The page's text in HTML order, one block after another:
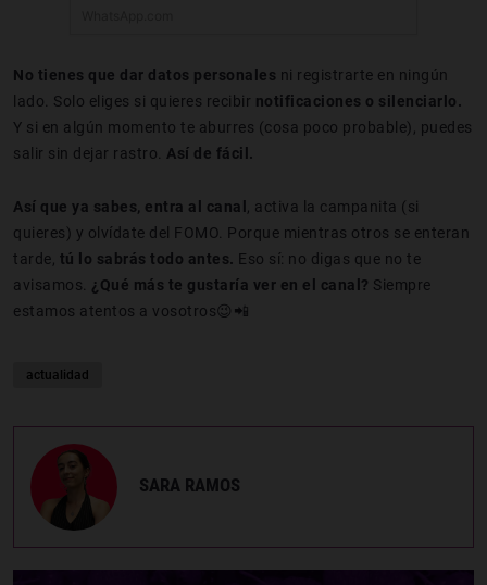
No tienes que dar datos personales ni registrarte en ningún
lado. Solo eliges si quieres recibir notificaciones o silenciarlo.
Y si en algún momento te aburres (cosa poco probable), puedes
salir sin dejar rastro. Así de fácil.
Así que ya sabes, entra al canal , activa la campanita (si
quieres) y olvídate del FOMO. Porque mientras otros se enteran
tarde, tú lo sabrás todo antes. Eso sí: no digas que no te
avisamos. ¿Qué más te gustaría ver en el canal? Siempre
estamos atentos a vosotros😉📲
actualidad
SARA RAMOS